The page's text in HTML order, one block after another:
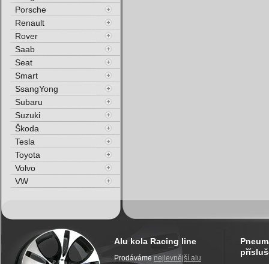
Porsche
Renault
Rover
Saab
Seat
Smart
SsangYong
Subaru
Suzuki
Škoda
Tesla
Toyota
Volvo
VW
Alu kola Racing line
Prodáváme nejlevnější alu